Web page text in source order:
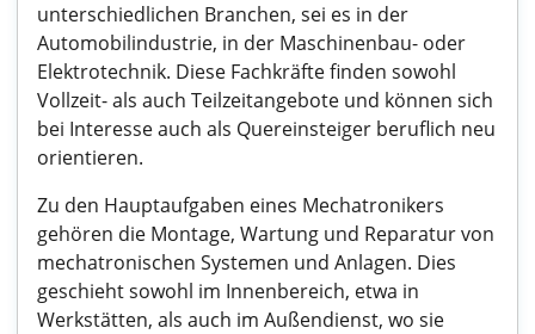
unterschiedlichen Branchen, sei es in der
Automobilindustrie, in der Maschinenbau- oder
Elektrotechnik. Diese Fachkräfte finden sowohl
Vollzeit- als auch Teilzeitangebote und können sich
bei Interesse auch als Quereinsteiger beruflich neu
orientieren.
Zu den Hauptaufgaben eines Mechatronikers
gehören die Montage, Wartung und Reparatur von
mechatronischen Systemen und Anlagen. Dies
geschieht sowohl im Innenbereich, etwa in
Werkstätten, als auch im Außendienst, wo sie